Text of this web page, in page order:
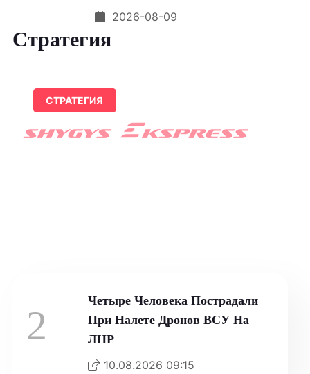
2026-08-09
Стратегия
СТРАТЕГИЯ
2
Четыре Человека Пострадали
При Налете Дронов ВСУ На
ЛНР
10.08.2026 09:15